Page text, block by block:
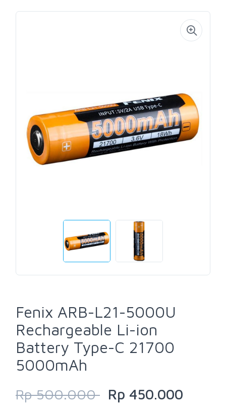
Fenix ARB-L21-5000U
Rechargeable Li-ion
Battery Type-C 21700
5000mAh
Rp 500.000 Rp 450.000